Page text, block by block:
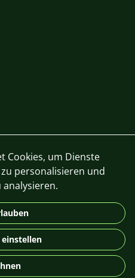
DE
© 2026 For Aquarist
Cookies, um Dienste
personalisieren und
analysieren.